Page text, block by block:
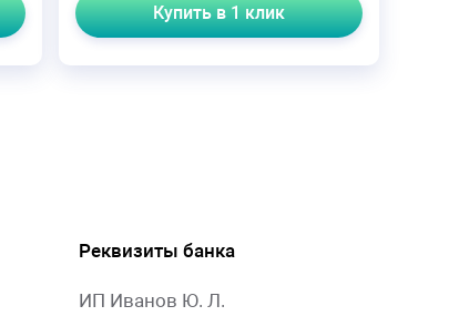
Купить в 1 клик
Реквизиты банка
ИП Иванов Ю. Л.